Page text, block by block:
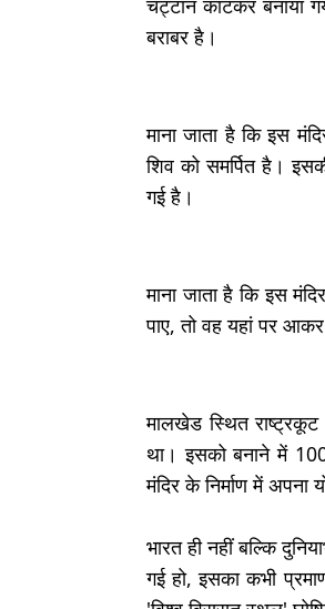
चट्टान काटकर बनाया
बराबर है।
माना जाता है कि इस
शिव को समर्पित है।
गई है।
माना जाता है कि इस
पाए, तो वह यहां पर
मालखेड स्थित
था। इसको बनाने में
मंदिर के निर्माण में अपना
भारत ही नहीं बल्कि
गई हो, इसका कभी